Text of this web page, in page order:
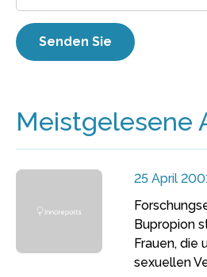
Meistgelesene
25 April
Bupropion
Frauen, die
sexuellen